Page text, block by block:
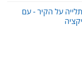
על הקיר - עם